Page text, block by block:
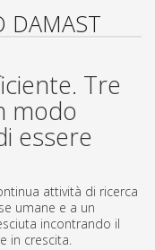
DAMAST
Tre
modo
essere
attività di ricerca
umane e a un
incontrando il
in crescita.